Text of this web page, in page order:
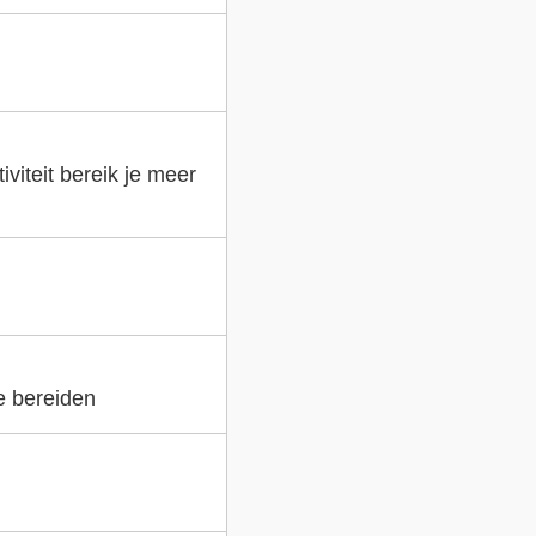
bereik je meer
bereiden